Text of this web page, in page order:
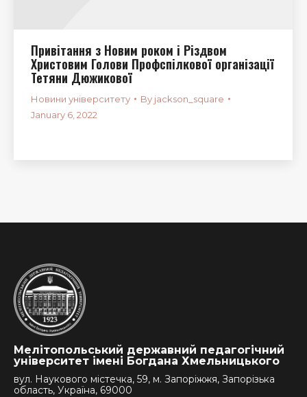
Привітання з Новим роком і Різдвом
Христовим Голови Профспілкової організації
Тетяни Дюжикової
Новини університету By jackson_square
January 6, 2022
Мелітопольський державний педагогічний
університет імені Богдана Хмельницького
вул. Наукового містечка, 59, м. Запоріжжя, Запорізька
область, Україна, 69000